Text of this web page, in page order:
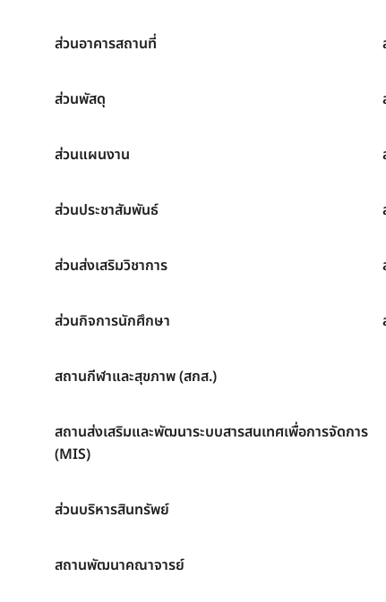
ส่วนอาคารสถานที่
ส่วนพัสดุ
ส่วนแผนงาน
ส่วนประชาสัมพันธ์
ส่วนส่งเสริมวิชาการ
ส่วนกิจการนักศึกษา
สถานกีฬาและสุขภาพ (สกส.)
สถานส่งเสริมและพัฒนาระบบสารสนเทศเพื่อการจัดการ
(MIS)
ส่วนบริหารสินทรัพย์
สถานพัฒนาคณาจารย์